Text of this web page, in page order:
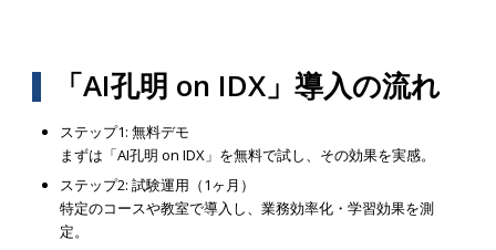
「AI孔明 on IDX」導入の流れ
ステップ1: 無料デモ
まずは「AI孔明 on IDX」を無料で試し、その効果を実感。
ステップ2: 試験運用（1ヶ月）
特定のコースや教室で導入し、業務効率化・学習効果を測
定。